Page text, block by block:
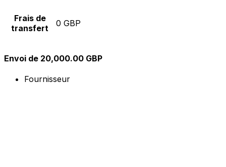
Frais de
transfert
0 GBP
Envoi de 20,000.00 GBP
Fournisseur